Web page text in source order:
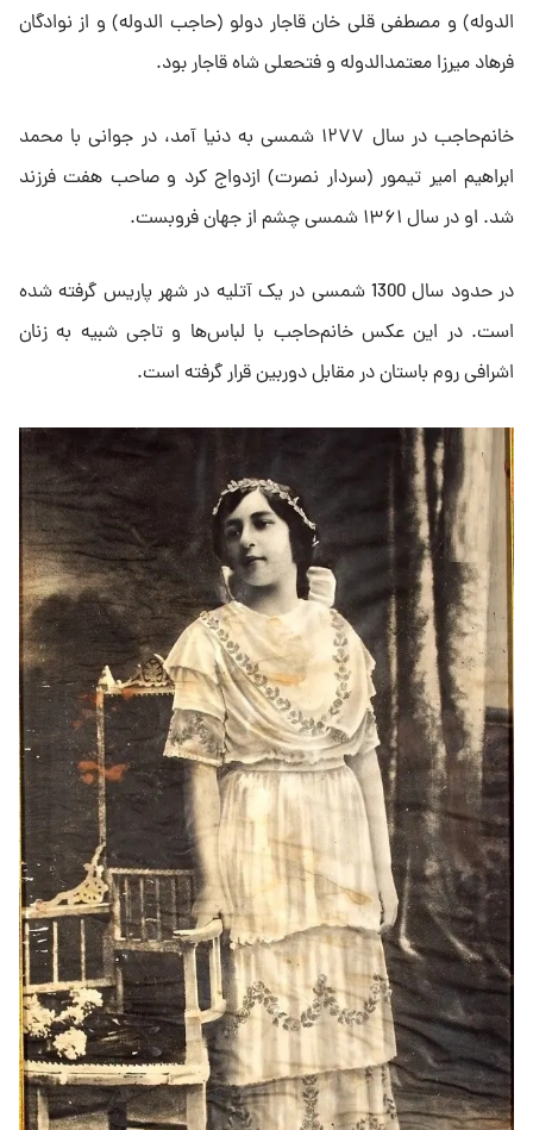
الدوله) و مصطفی قلی خان قاجار دولو (حاجب الدوله) و از نوادگان
فرهاد میرزا معتمدالدوله و فتحعلی شاه قاجار بود.
خانم‌حاجب در سال ۱۲۷۷ شمسی به دنیا آمد، در جوانی با محمد
ابراهیم امیر تیمور (سردار نصرت) ازدواج کرد و صاحب هفت فرزند
شد. او در سال ۱۳۶۱ شمسی چشم از جهان فروبست.
در حدود سال 1300 شمسی در یک آتلیه در شهر پاریس گرفته شده
است. در این عکس خانم‌حاجب با لباس‌ها و تاجی شبیه به زنان
اشرافی روم باستان در مقابل دوربین قرار گرفته است.